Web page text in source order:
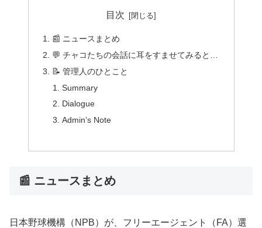
目次
📰 ニュースまとめ
💬 チャコたちの会話に耳をすませてみると…
📝 管理人のひとこと
Summary
Dialogue
Admin’s Note
📰 ニュースまとめ
日本野球機構（NPB）が、フリーエージェント（FA）選